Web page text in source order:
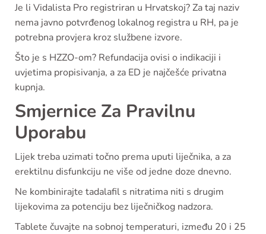
Je li Vidalista Pro registriran u Hrvatskoj? Za taj naziv
nema javno potvrđenog lokalnog registra u RH, pa je
potrebna provjera kroz službene izvore.
Što je s HZZO-om? Refundacija ovisi o indikaciji i
uvjetima propisivanja, a za ED je najčešće privatna
kupnja.
Smjernice Za Pravilnu
Uporabu
Lijek treba uzimati točno prema uputi liječnika, a za
erektilnu disfunkciju ne više od jedne doze dnevno.
Ne kombinirajte tadalafil s nitratima niti s drugim
lijekovima za potenciju bez liječničkog nadzora.
Tablete čuvajte na sobnoj temperaturi, između 20 i 25